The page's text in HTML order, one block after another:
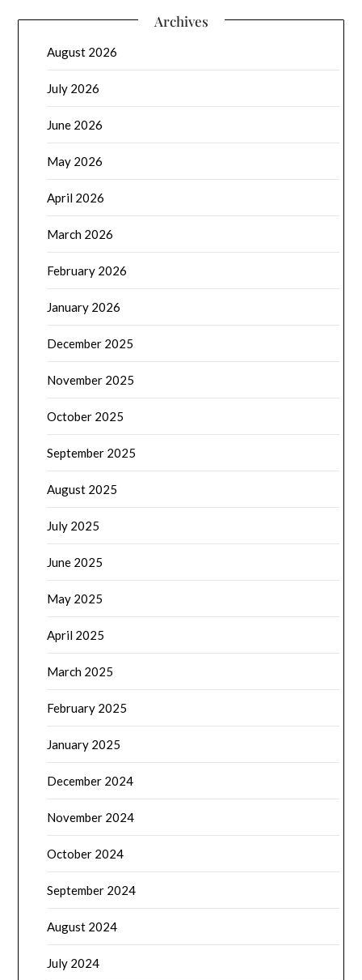
Archives
August 2026
July 2026
June 2026
May 2026
April 2026
March 2026
February 2026
January 2026
December 2025
November 2025
October 2025
September 2025
August 2025
July 2025
June 2025
May 2025
April 2025
March 2025
February 2025
January 2025
December 2024
November 2024
October 2024
September 2024
August 2024
July 2024